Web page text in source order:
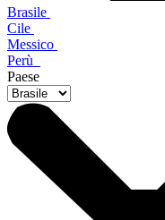
Brasile
Cile
Messico
Perù
Paese